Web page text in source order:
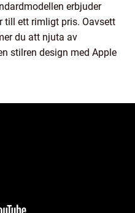
erbjuder
till ett rimligt pris. Oavsett
du att njuta av
stilren design med Apple